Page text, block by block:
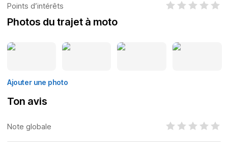
Points d’intérêts
Photos du trajet à moto
Ajouter une photo
Ton avis
Note globale